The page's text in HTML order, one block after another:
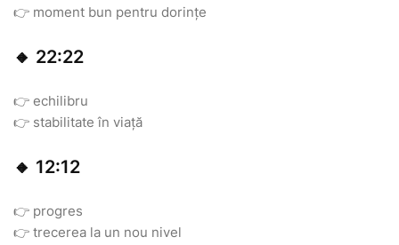
👉 moment bun pentru dorințe
🔸 22:22
👉 echilibru
👉 stabilitate în viață
🔸 12:12
👉 progres
👉 trecerea la un nou nivel